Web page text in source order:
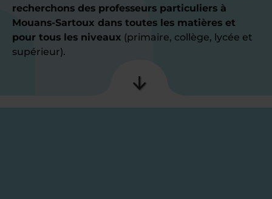
recherchons des professeurs particuliers à
Mouans-Sartoux dans toutes les matières et
pour tous les niveaux (primaire, collège, lycée et
supérieur).